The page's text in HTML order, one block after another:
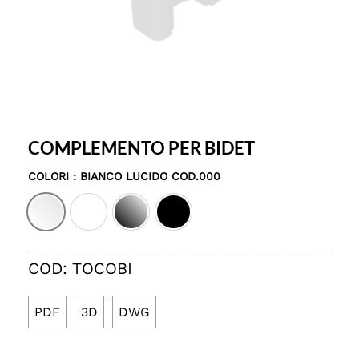
COMPLEMENTO PER BIDET
COLORI : BIANCO LUCIDO COD.000
Bianco lucido cod.000
Bianco matt cod.001
Nero lucido cod.002
Nero matt cod.003
COD: TOCOBI
PDF 3D DWG